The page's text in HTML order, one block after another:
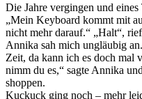
Die Jahre vergingen und
Mein Keyboard kommt mit
nicht mehr darauf.
Halt ,
Annika sah mich ungläubig an.
Zeit, da kann ich es doch mal
nimm du es,
sagte Annika
shoppen.
Kuckuck ging noch – mehr